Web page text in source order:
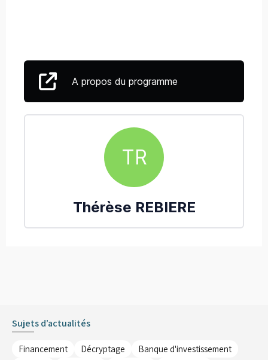
A propos du programme
TR
Thérèse REBIERE
Sujets d’actualités
Financement Décryptage
Banque d'investissement